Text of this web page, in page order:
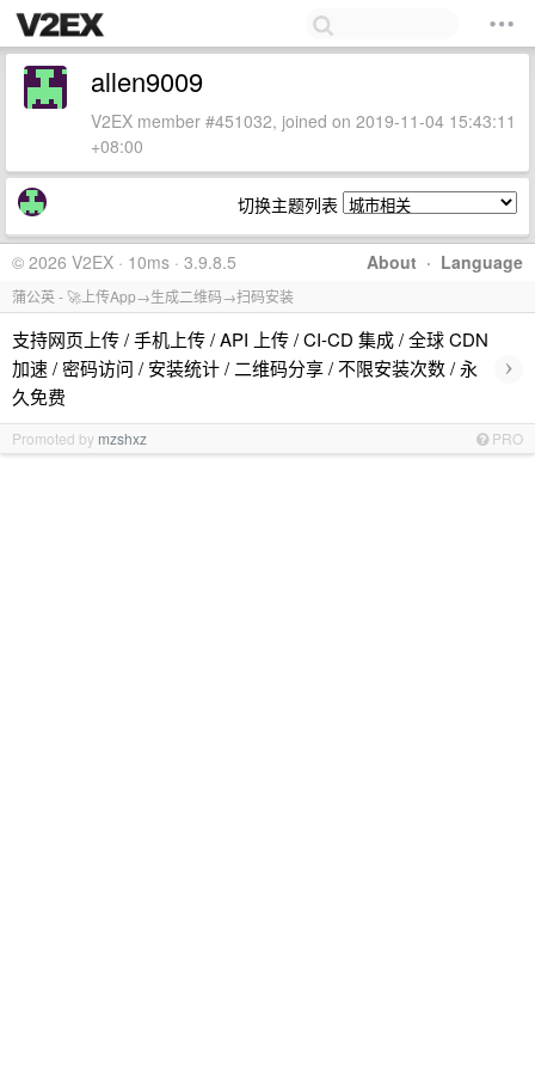
allen9009
V2EX member #451032, joined on 2019-11-04 15:43:11
+08:00
切换主题列表
About · Language
© 2026 V2EX · 10ms · 3.9.8.5
蒲公英 - 🚀上传App→生成二维码→扫码安装
支持网页上传 / 手机上传 / API 上传 / CI-CD 集成 / 全球 CDN
加速 / 密码访问 / 安装统计 / 二维码分享 / 不限安装次数 / 永
久免费
›
Promoted by mzshxz PRO